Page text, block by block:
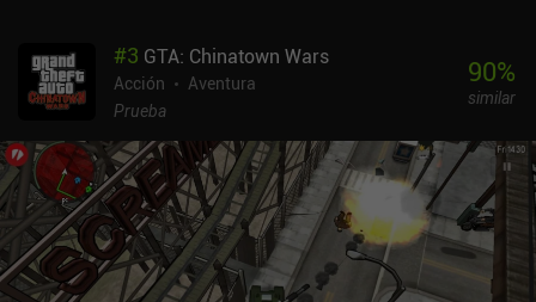
#3 GTA: Chinatown Wars
Acción
Aventura
Prueba
90%
similar